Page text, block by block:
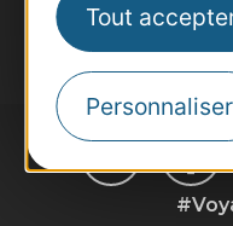
Tout
Personnaliser
Je m'abonne